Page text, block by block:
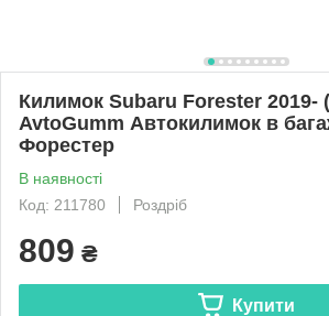
Килимок Subaru Forester 2019-
AvtoGumm Автокилимок в
Форестер
В наявності
Код: 211780
Роздріб
809 ₴
Купити